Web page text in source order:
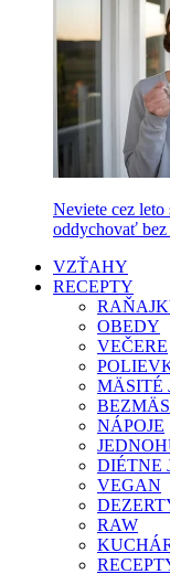
Neviete cez
oddychovať
VZŤAHY
RECEPTY
OBEDY
VEČERE
MÄSITÉ
NÁPOJE
DIÉTNE
VEGAN
RAW